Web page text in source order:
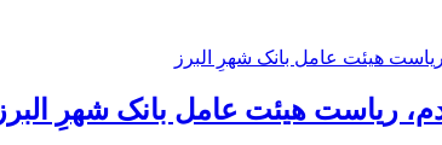
ریاست هیئت عامل بانک شهرِ البرز